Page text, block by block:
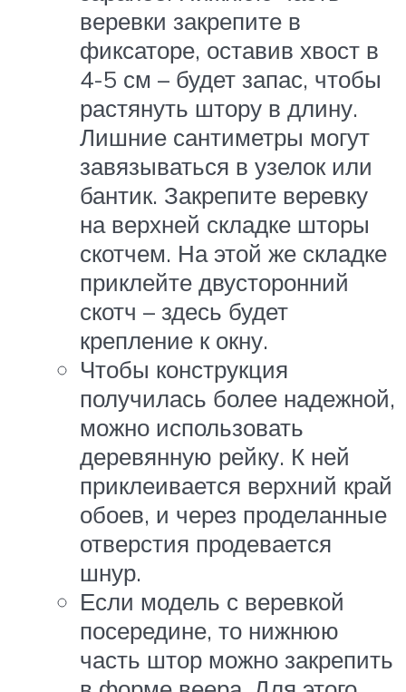
веревки закрепите в
фиксаторе, оставив хвост в
4-5 см – будет запас, чтобы
растянуть штору в длину.
Лишние сантиметры могут
завязываться в узелок или
бантик. Закрепите веревку
на верхней складке шторы
скотчем. На этой же складке
приклейте двусторонний
скотч – здесь будет
крепление к окну.
Чтобы конструкция
получилась более надежной,
можно использовать
деревянную рейку. К ней
приклеивается верхний край
обоев, и через проделанные
отверстия продевается
шнур.
Если модель с веревкой
посередине, то нижнюю
часть штор можно закрепить